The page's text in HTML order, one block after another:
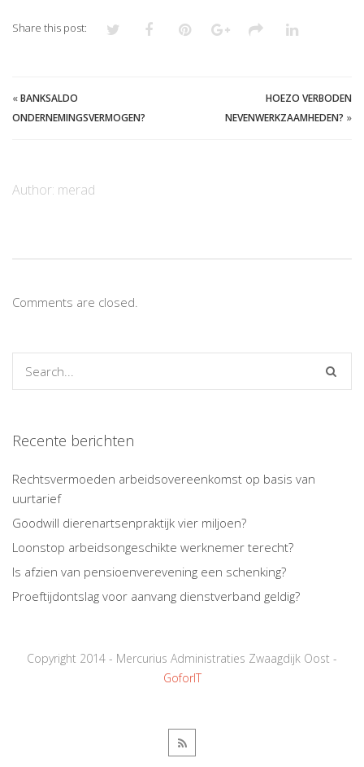
Share this post:
«BANKSALDO
ONDERNEMINGSVERMOGEN?
HOEZO VERBODEN
NEVENWERKZAAMHEDEN? »
Author: merad
Comments are closed.
Recente berichten
Rechtsvermoeden arbeidsovereenkomst op basis van
uurtarief
Goodwill dierenartsenpraktijk vier miljoen?
Loonstop arbeidsongeschikte werknemer terecht?
Is afzien van pensioenverevening een schenking?
Proeftijdontslag voor aanvang dienstverband geldig?
Copyright 2014 - Mercurius Administraties Zwaagdijk Oost -
GoforIT